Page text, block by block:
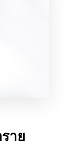
าย